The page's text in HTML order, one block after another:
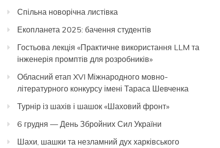
Спільна новорічна листівка
Екопланета 2025: бачення студентів
Гостьова лекція «Практичне використання LLM та
інженерія промптів для розробників»
Обласний етап XVI Міжнародного мовно-
літературного конкурсу імені Тараса Шевченка
Турнір із шахів і шашок «Шаховий фронт»
6 грудня — День Збройних Сил України
Шахи, шашки та незламний дух харківського